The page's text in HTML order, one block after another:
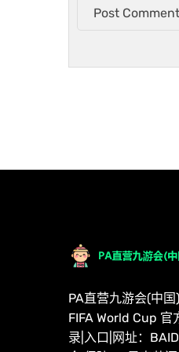
Post Comment
PA直营九游会(中
FIFA World Cup
录|入口|网址：